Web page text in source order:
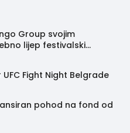
Group svojim
lijep festivalski
Fight Night Belgrade
Lansiran pohod na fond od